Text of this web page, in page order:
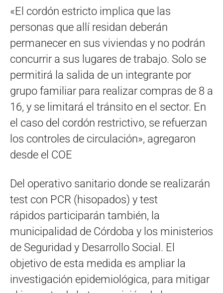
«El cordón estricto implica que las
personas que allí residan deberán
permanecer en sus viviendas y no podrán
concurrir a sus lugares de trabajo. Solo se
permitirá la salida de un integrante por
grupo familiar para realizar compras de 8 a
16, y se limitará el tránsito en el sector. En
el caso del cordón restrictivo, se refuerzan
los controles de circulación», agregaron
desde el COE
Del operativo sanitario donde se realizarán
test con PCR (hisopados) y test
rápidos participarán también, la
municipalidad de Córdoba y los ministerios
de Seguridad y Desarrollo Social. El
objetivo de esta medida es ampliar la
investigación epidemiológica, para mitigar